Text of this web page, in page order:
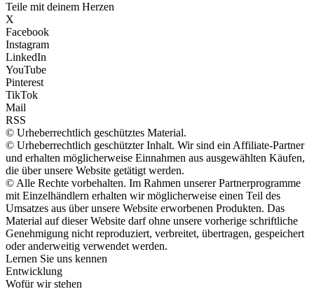
Teile mit deinem Herzen
X
Facebook
Instagram
LinkedIn
YouTube
Pinterest
TikTok
Mail
RSS
© Urheberrechtlich geschütztes Material.
© Urheberrechtlich geschützter Inhalt. Wir sind ein Affiliate-Partner
und erhalten möglicherweise Einnahmen aus ausgewählten Käufen,
die über unsere Website getätigt werden.
© Alle Rechte vorbehalten. Im Rahmen unserer Partnerprogramme
mit Einzelhändlern erhalten wir möglicherweise einen Teil des
Umsatzes aus über unsere Website erworbenen Produkten. Das
Material auf dieser Website darf ohne unsere vorherige schriftliche
Genehmigung nicht reproduziert, verbreitet, übertragen, gespeichert
oder anderweitig verwendet werden.
Lernen Sie uns kennen
Entwicklung
Wofür wir stehen